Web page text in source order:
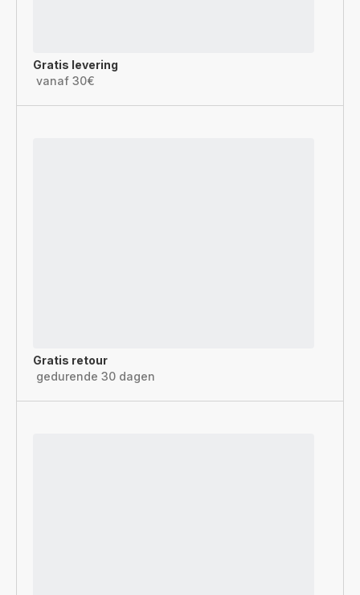
Gratis levering
vanaf 30€
Gratis retour
gedurende 30 dagen